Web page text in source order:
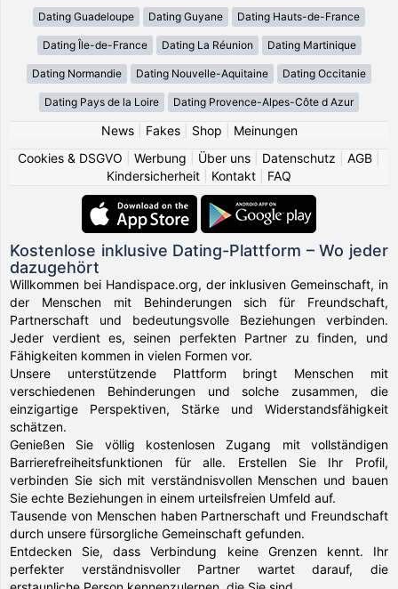
Dating Guadeloupe Dating Guyane Dating Hauts-de-France
Dating Île-de-France Dating La Réunion Dating Martinique
Dating Normandie Dating Nouvelle-Aquitaine Dating Occitanie
Dating Pays de la Loire Dating Provence-Alpes-Côte d Azur
News| Fakes| Shop
Meinungen
Cookies & DSGVO
Werbung Über uns Datenschutz AGB
Kindersicherheit
Kontakt FAQ
Kostenlose inklusive Dating-Plattform – Wo jeder
dazugehört
Willkommen bei Handispace.org, der inklusiven Gemeinschaft, in
der Menschen mit Behinderungen sich für Freundschaft,
Partnerschaft und bedeutungsvolle Beziehungen verbinden.
Jeder verdient es, seinen perfekten Partner zu finden, und
Fähigkeiten kommen in vielen Formen vor.
Unsere unterstützende Plattform bringt Menschen mit
verschiedenen Behinderungen und solche zusammen, die
einzigartige Perspektiven, Stärke und Widerstandsfähigkeit
schätzen.
Genießen Sie völlig kostenlosen Zugang mit vollständigen
Barrierefreiheitsfunktionen für alle. Erstellen Sie Ihr Profil,
verbinden Sie sich mit verständnisvollen Menschen und bauen
Sie echte Beziehungen in einem urteilsfreien Umfeld auf.
Tausende von Menschen haben Partnerschaft und Freundschaft
durch unsere fürsorgliche Gemeinschaft gefunden.
Entdecken Sie, dass Verbindung keine Grenzen kennt. Ihr
perfekter verständnisvoller Partner wartet darauf, die